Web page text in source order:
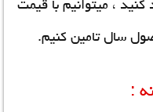
سال تامین کنیم.
: